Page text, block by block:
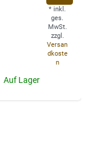
* inkl.
ges.
MwSt.
zzgl.
Versan
dkoste
n
Auf Lager